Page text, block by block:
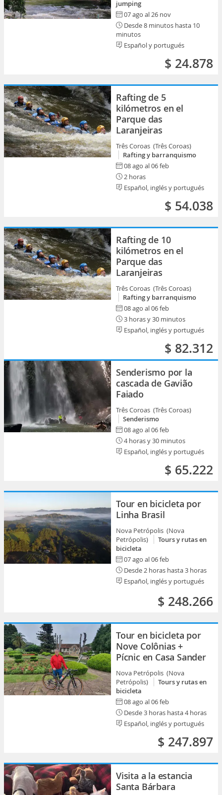
jumping
07 ago al 26 nov
Desde 8 minutos hasta 10
minutos
Español y portugués
$ 24.878
Rafting de 5
kilómetros en el
Parque das
Laranjeiras
Três Coroas (Três Coroas)
Rafting y barranquismo
08 ago al 06 feb
2 horas
Español, inglés y portugués
$ 54.038
Rafting de 10
kilómetros en el
Parque das
Laranjeiras
Três Coroas (Três Coroas)
Rafting y barranquismo
08 ago al 06 feb
3 horas y 30 minutos
Español, inglés y portugués
$ 82.312
Senderismo por la
cascada de Gavião
Faiado
Três Coroas (Três Coroas)
Senderismo
08 ago al 06 feb
4 horas y 30 minutos
Español, inglés y portugués
$ 65.222
Tour en bicicleta por
Linha Brasil
Nova Petrópolis (Nova
Petrópolis)
Tours y rutas en
bicicleta
07 ago al 06 feb
Desde 2 horas hasta 3 horas
Español, inglés y portugués
$ 248.266
Tour en bicicleta por
Nove Colônias +
Pícnic en Casa Sander
Nova Petrópolis (Nova
Petrópolis)
Tours y rutas en
bicicleta
08 ago al 06 feb
Desde 3 horas hasta 4 horas
Español, inglés y portugués
$ 247.897
Visita a la estancia
Santa Bárbara